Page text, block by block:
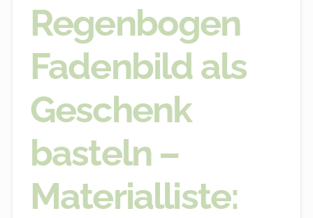
Regenbogen
Fadenbild als
Geschenk
basteln –
Materialliste: